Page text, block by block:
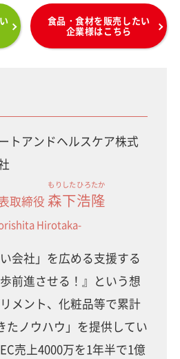
食品・食材を販売したい
企業様はこちら
トアンドヘルスケア株式
取締役 森下
もりした
浩隆
ひろたか
Hirotaka-
会社」を広める支援する
前進させる！』という想
メント、化粧品等で累計
たノウハウ」を提供してい
売上4000万を1年半で1億